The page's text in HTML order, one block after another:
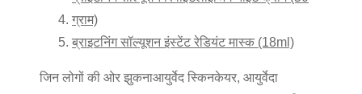
ग्राम)
ब्राइटनिंग सॉल्यूशन इंस्टेंट रेडियंट मास्क (18ml)
जिन लोगों की ओर झुकनाआयुर्वेद स्किनकेयर, आयुर्वेदा